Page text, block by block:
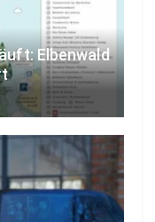
Elbenwald